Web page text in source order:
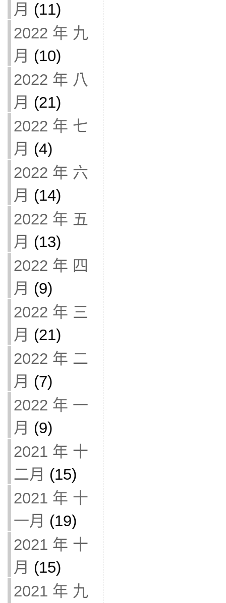
月 (11)
2022 年 九
月 (10)
2022 年 八
月 (21)
2022 年 七
月 (4)
2022 年 六
月 (14)
2022 年 五
月 (13)
2022 年 四
月 (9)
2022 年 三
月 (21)
2022 年 二
月 (7)
2022 年 一
月 (9)
2021 年 十
二月 (15)
2021 年 十
一月 (19)
2021 年 十
月 (15)
2021 年 九